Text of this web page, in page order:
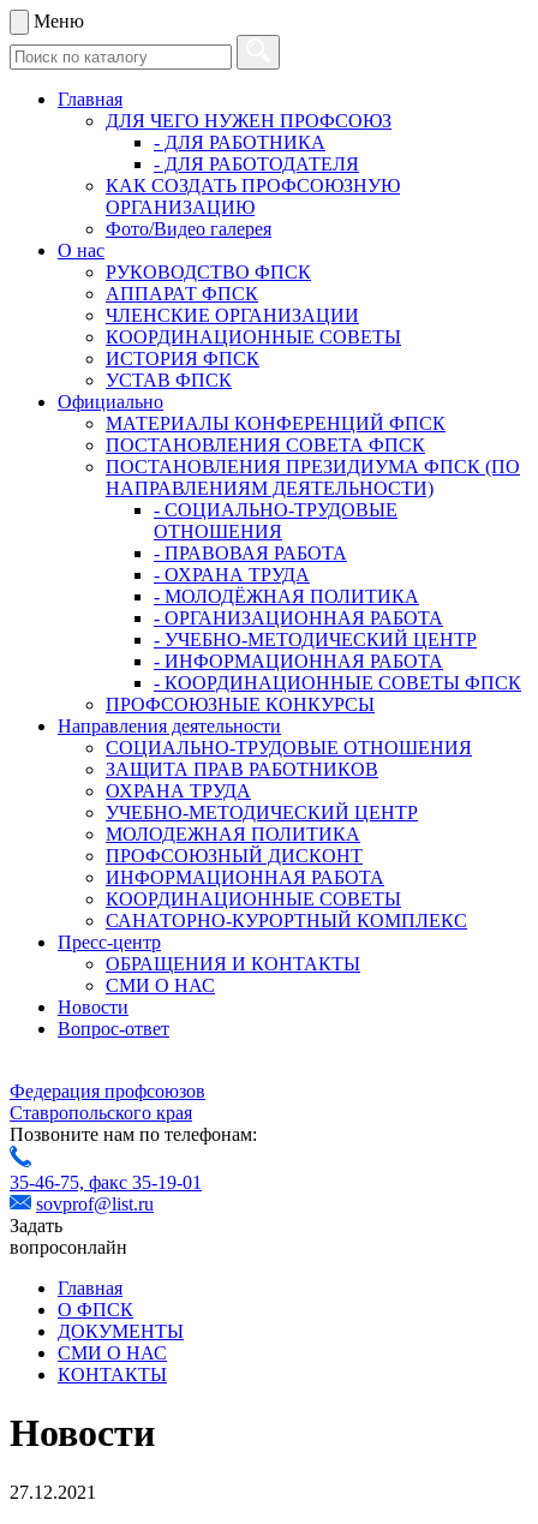
Меню
Главная
ДЛЯ ЧЕГО НУЖЕН ПРОФСОЮЗ
- ДЛЯ РАБОТНИКА
- ДЛЯ РАБОТОДАТЕЛЯ
КАК СОЗДАТЬ ПРОФСОЮЗНУЮ
ОРГАНИЗАЦИЮ
Фото/Видео галерея
О нас
РУКОВОДСТВО ФПСК
АППАРАТ ФПСК
ЧЛЕНСКИЕ ОРГАНИЗАЦИИ
КООРДИНАЦИОННЫЕ СОВЕТЫ
ИСТОРИЯ ФПСК
УСТАВ ФПСК
Официально
МАТЕРИАЛЫ КОНФЕРЕНЦИЙ ФПСК
ПОСТАНОВЛЕНИЯ СОВЕТА ФПСК
ПОСТАНОВЛЕНИЯ ПРЕЗИДИУМА ФПСК (ПО
НАПРАВЛЕНИЯМ ДЕЯТЕЛЬНОСТИ)
- СОЦИАЛЬНО-ТРУДОВЫЕ
ОТНОШЕНИЯ
- ПРАВОВАЯ РАБОТА
- ОХРАНА ТРУДА
- МОЛОДЁЖНАЯ ПОЛИТИКА
- ОРГАНИЗАЦИОННАЯ РАБОТА
- УЧЕБНО-МЕТОДИЧЕСКИЙ ЦЕНТР
- ИНФОРМАЦИОННАЯ РАБОТА
- КООРДИНАЦИОННЫЕ СОВЕТЫ ФПСК
ПРОФСОЮЗНЫЕ КОНКУРСЫ
Направления деятельности
СОЦИАЛЬНО-ТРУДОВЫЕ ОТНОШЕНИЯ
ЗАЩИТА ПРАВ РАБОТНИКОВ
ОХРАНА ТРУДА
УЧЕБНО-МЕТОДИЧЕСКИЙ ЦЕНТР
МОЛОДЕЖНАЯ ПОЛИТИКА
ПРОФСОЮЗНЫЙ ДИСКОНТ
ИНФОРМАЦИОННАЯ РАБОТА
КООРДИНАЦИОННЫЕ СОВЕТЫ
САНАТОРНО-КУРОРТНЫЙ КОМПЛЕКС
Пресс-центр
ОБРАЩЕНИЯ И КОНТАКТЫ
СМИ О НАС
Новости
Вопрос-ответ
Федерация профсоюзов
Ставропольского края
Позвоните нам по телефонам:
35-46-75, факс 35-19-01
sovprof@list.ru
Задать
вопросонлайн
Главная
О ФПСК
ДОКУМЕНТЫ
СМИ О НАС
КОНТАКТЫ
Новости
27.12.2021